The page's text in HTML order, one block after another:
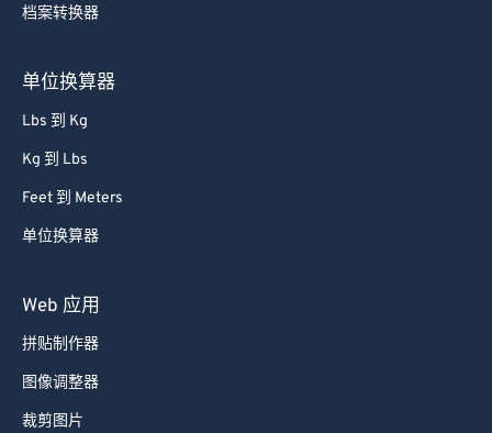
档案转换器
单位换算器
Lbs 到 Kg
Kg 到 Lbs
Feet 到 Meters
单位换算器
Web 应用
拼贴制作器
图像调整器
裁剪图片